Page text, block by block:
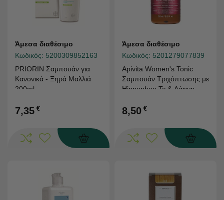
Άμεσα διαθέσιμο
Κωδικός: 5200309852163
PRIORIN Σαμπουάν για
Κανονικά - Ξηρά Μαλλιά
200ml
7,35 €
Άμεσα διαθέσιμο
Κωδικός: 5201279077839
Apivita Women's Tonic
Σαμπουάν Τριχόπτωσης με
Hippophae Tc & Δάφνη
8,50 €